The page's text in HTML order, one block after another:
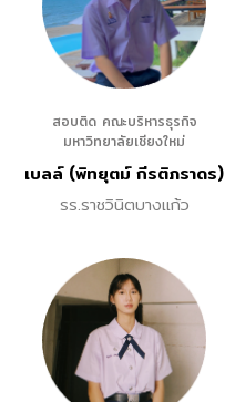
สอบติด คณะบริหารธุรกิจ
มหาวิทยาลัยเชียงใหม่
เบลล์ (พิทยุตม์ กีรติภราดร)
รร.ราชวินิตบางแก้ว